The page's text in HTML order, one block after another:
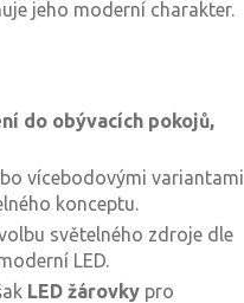
jeho moderní charakter.
do obývacích pokojů,
vícebodovými variantami
konceptu.
světelného zdroje dle
LED.
LED žárovky pro